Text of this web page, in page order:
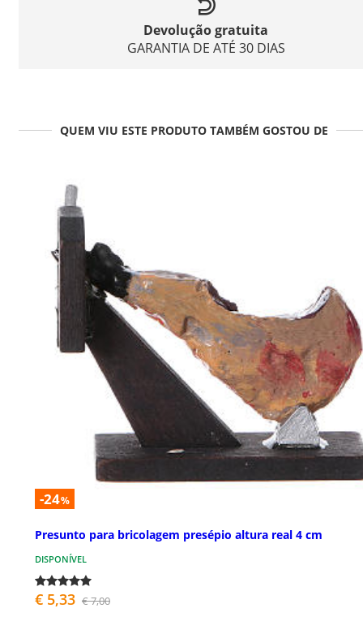
Devolução gratuita
GARANTIA DE ATÉ 30 DIAS
QUEM VIU ESTE PRODUTO TAMBÉM GOSTOU DE
-24%
Presunto para bricolagem presépio altura real 4 cm
DISPONÍVEL
€ 5,33 € 7,00